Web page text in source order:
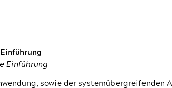
Einführung
sowie der systemübergreifenden